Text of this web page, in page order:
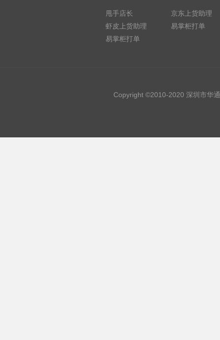
甩手店长
虾皮上货助理
易掌柜打单
京东上货助理
易掌柜打单
Copyright ©2010-2020 深圳市华